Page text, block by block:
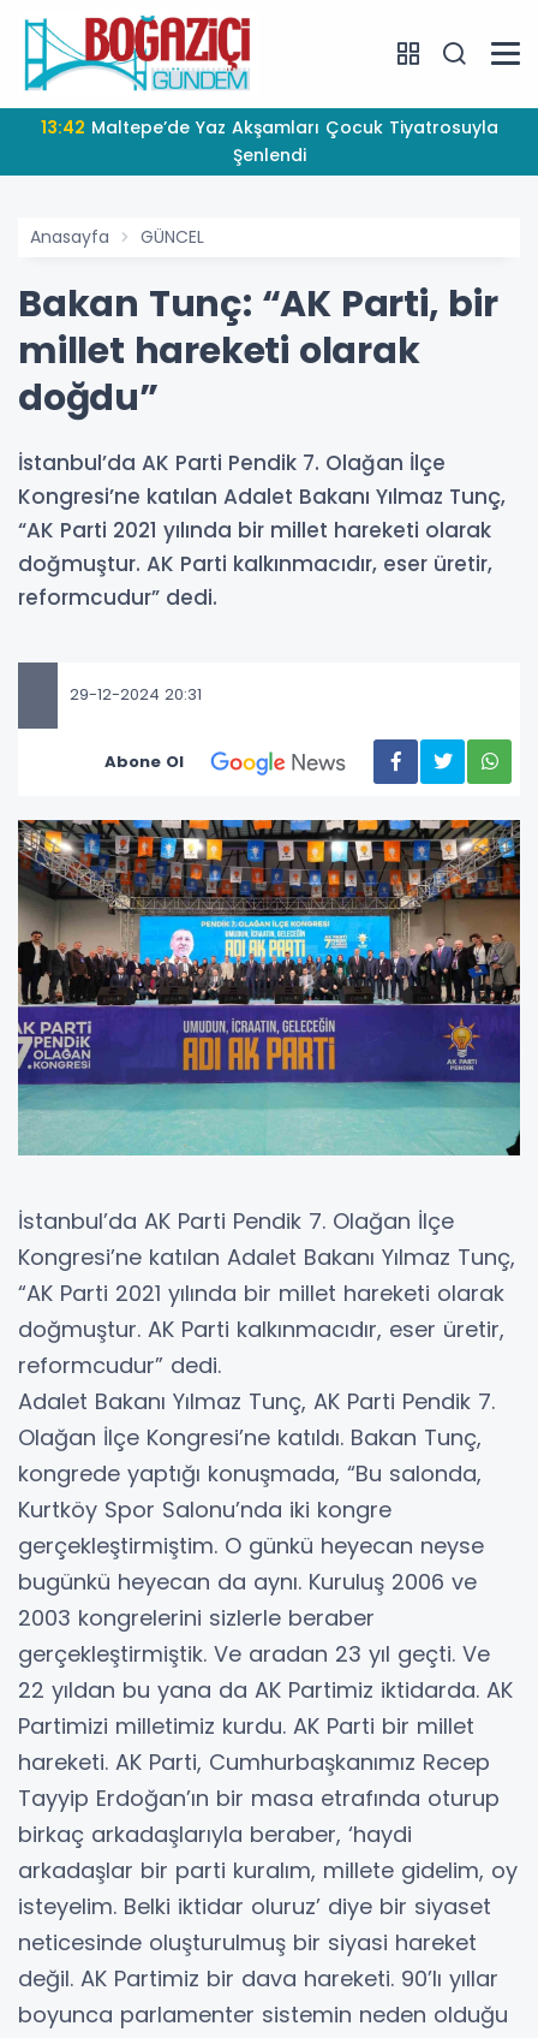
13:42
Şenlendi
Anasayfa GÜNCEL
Bakan Tunç: “AK Parti, bir
millet hareketi olarak
doğdu”
İstanbul’da AK Parti Pendik 7. Olağan İlçe
Kongresi’ne katılan Adalet Bakanı Yılmaz Tunç,
“AK Parti 2021 yılında bir millet hareketi olarak
doğmuştur. AK Parti kalkınmacıdır, eser üretir,
reformcudur” dedi.
29-12-2024 20:31
Abone Ol
İstanbul’da AK Parti Pendik 7. Olağan İlçe
Kongresi’ne katılan Adalet Bakanı Yılmaz Tunç,
“AK Parti 2021 yılında bir millet hareketi olarak
doğmuştur. AK Parti kalkınmacıdır, eser üretir,
reformcudur” dedi.
Adalet Bakanı Yılmaz Tunç, AK Parti Pendik 7.
Olağan İlçe Kongresi’ne katıldı. Bakan Tunç,
kongrede yaptığı konuşmada, “Bu salonda,
Kurtköy Spor Salonu’nda iki kongre
gerçekleştirmiştim. O günkü heyecan neyse
bugünkü heyecan da aynı. Kuruluş 2006 ve
2003 kongrelerini sizlerle beraber
gerçekleştirmiştik. Ve aradan 23 yıl geçti. Ve
22 yıldan bu yana da AK Partimiz iktidarda. AK
Partimizi milletimiz kurdu. AK Parti bir millet
hareketi. AK Parti, Cumhurbaşkanımız Recep
Tayyip Erdoğan’ın bir masa etrafında oturup
birkaç arkadaşlarıyla beraber, ‘haydi
arkadaşlar bir parti kuralım, millete gidelim, oy
isteyelim. Belki iktidar oluruz’ diye bir siyaset
neticesinde oluşturulmuş bir siyasi hareket
değil. AK Partimiz bir dava hareketi. 90’lı yıllar
boyunca parlamenter sistemin neden olduğu